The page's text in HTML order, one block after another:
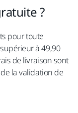
?
pour toute
à 49,90
de livraison sont
la validation de